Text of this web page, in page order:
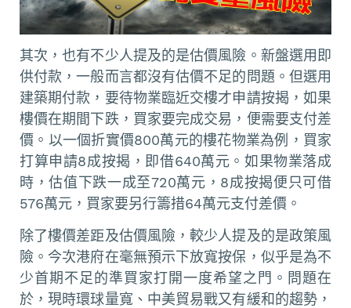
其次，也有不少人提及的是估價風險。新盤選用即
供付款，一般而言都沒有估價不足的問題。但選用
建築期付款，要待物業臨近交樓才申請按揭，如果
樓價在期間下跌，買家要完成交易，便需要支付差
價。以一個折實價800萬元的樓花物業為例，買家
打算申請8成按揭，即借640萬元。如果物業落成
時，估值下跌一成至720萬元，8成按揭便只可借
576萬元，買家要另行籌措64萬元支付差價。
除了樓價差距及估價風險，較少人提及的是政策風
險。今次港府在毫無預示下放寬按保，似乎是為不
少首期不足的準買家打開一度希望之門。問題在
於，現時環球量寬、中美貿易戰又有緩和的趨勢，